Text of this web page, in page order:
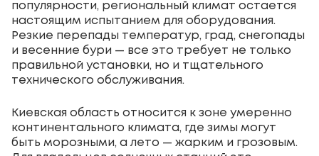
популярности, региональный климат остается
настоящим испытанием для оборудования.
Резкие перепады температур, град, снегопады
и весенние бури — все это требует не только
правильной установки, но и тщательного
технического обслуживания.
Киевская область относится к зоне умеренно
континентального климата, где зимы могут
быть морозными, а лето — жарким и грозовым.